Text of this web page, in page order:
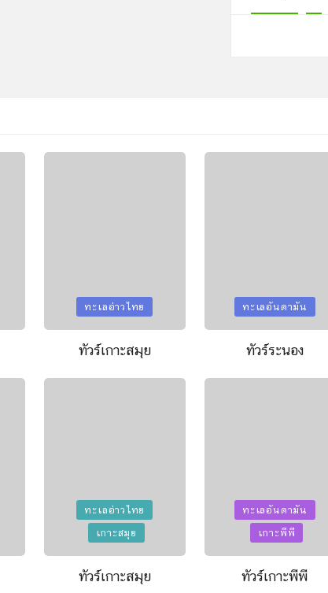
Postedทะเลอ่าวไทย
ทัวร์เกาะสมุย
Postedทะเลอันดามัน
ทัวร์ระนอง
Postedทะเลอ่าวไทย
เกาะสมุย
ทัวร์เกาะสมุย
Postedทะเลอันดามัน
เกาะพีพี
ทัวร์เกาะพีพี